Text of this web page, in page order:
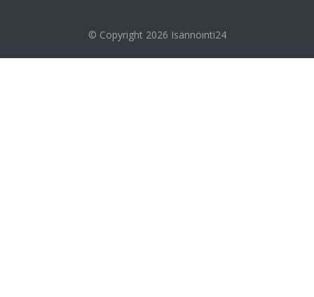
© Copyright 2026 Isännöinti24